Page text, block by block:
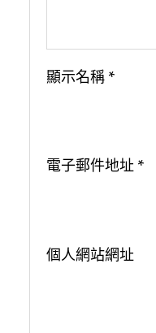
顯示名稱 *
電子郵件地址 *
個人網站網址